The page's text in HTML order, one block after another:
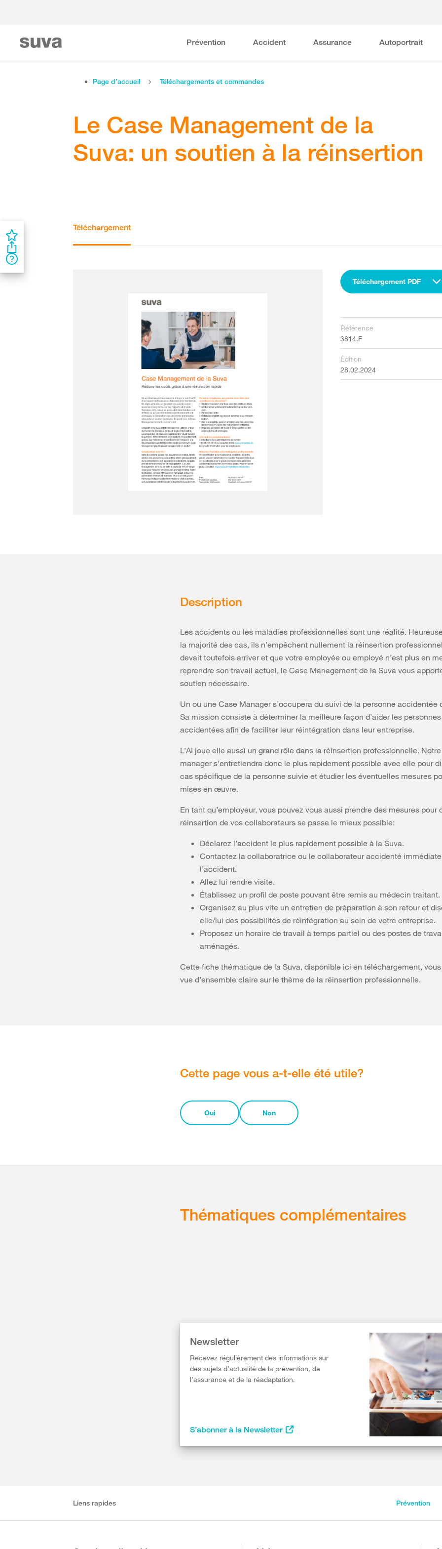
Prévention Accident Assurance Autoportrait
Page d’accueil Téléchargements et commandes
Le Case Management de la
Suva: un soutien à la réinsertion
Téléchargement
Téléchargement PDF
Référence
3814.F
Édition
28.02.2024
Description
Les accidents ou les maladies professionnelles sont une réalité.
la majorité des cas, ils n’empêchent nullement la réinsertion
devait toutefois arriver et que votre employée ou employé n’est plus en
reprendre son travail actuel, le Case Management de la Suva vous
soutien nécessaire.
Un ou une Case Manager s’occupera du suivi de la personne accidentée
Sa mission consiste à déterminer la meilleure façon d’aider les personnes
accidentées afin de faciliter leur réintégration dans leur entreprise.
L’AI joue elle aussi un grand rôle dans la réinsertion professionnelle.
manager s’entretiendra donc le plus rapidement possible avec elle pour
cas spécifique de la personne suivie et étudier les éventuelles mesures
mises en œuvre.
En tant qu’employeur, vous pouvez vous aussi prendre des mesures pour
réinsertion de vos collaborateurs se passe le mieux possible:
Déclarez l’accident le plus rapidement possible à la Suva.
Contactez la collaboratrice ou le collaborateur accidenté
l’accident.
Allez lui rendre visite.
Établissez un profil de poste pouvant être remis au médecin traitant.
Organisez au plus vite un entretien de préparation à son retour et
elle/lui des possibilités de réintégration au sein de votre entreprise.
Proposez un horaire de travail à temps partiel ou des postes de
aménagés.
Cette fiche thématique de la Suva, disponible ici en téléchargement,
vue d’ensemble claire sur le thème de la réinsertion professionnelle.
Cette page vous a-t-elle été utile?
Oui Non
Thématiques complémentaires
Newsletter
Recevez régulièrement des informations sur
des sujets d’actualité de la prévention, de
l’assurance et de la réadaptation.
S’abonner à la Newsletter
Liens rapides Prévention